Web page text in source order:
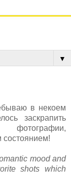
▼
в некоем
заскрапить
mood and
shots which